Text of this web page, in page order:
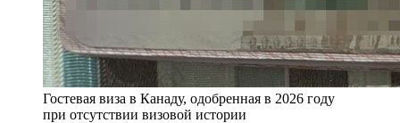
Гостевая виза в Канаду, одобренная в 2026 году
при отсутствии визовой истории